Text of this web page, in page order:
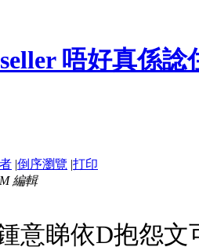
唔好真係諗
|倒序瀏覽 |打印
編輯
意睇依D抱怨文